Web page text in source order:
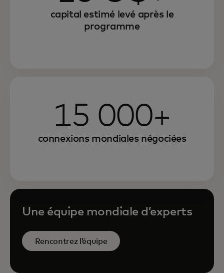
capital estimé levé après le
programme
15 000+
connexions mondiales négociées
Une équipe mondiale d’experts
Rencontrez l’équipe